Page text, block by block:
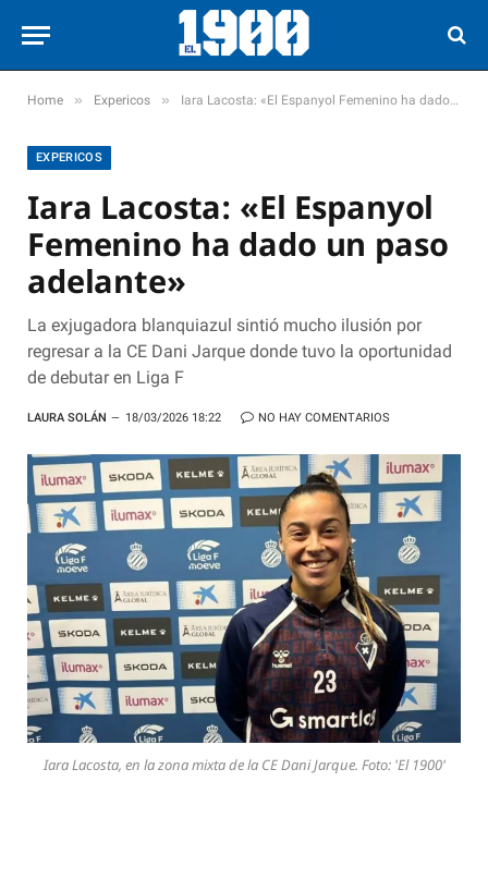
Home » Expericos » Iara Lacosta: «El Espanyol Femenino ha dado un paso adelante»
EXPERICOS
Iara Lacosta: «El Espanyol
Femenino ha dado un paso
adelante»
La exjugadora blanquiazul sintió mucho ilusión por
regresar a la CE Dani Jarque donde tuvo la oportunidad
de debutar en Liga F
LAURA SOLÁN 18/03/2026 18:22 NO HAY COMENTARIOS
Iara Lacosta, en la zona mixta de la CE Dani Jarque. Foto: 'El 1900'